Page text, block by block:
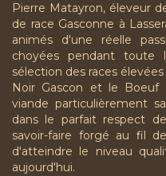
Pierre Matayron, éleveur
de race Gasconne à
animés d'une réelle
choyées pendant toute
sélection des races
Noir Gascon et le Boeuf
viande particulièrement
dans le parfait respect
savoir-faire forgé au fil
d'atteindre le niveau
aujourd'hui.